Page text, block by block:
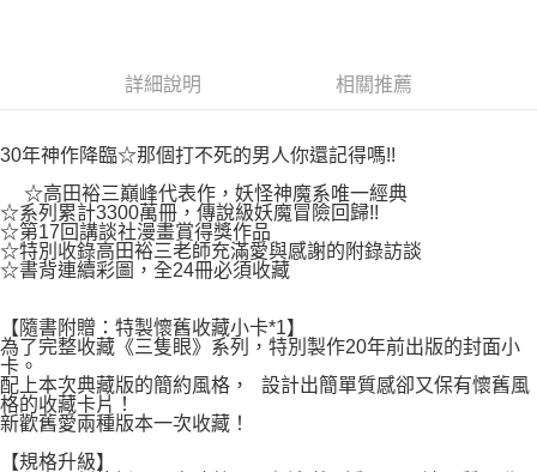
權轉讓予恩沛科技股份有限公司。
２．關於個人資料處理事宜，請瀏覽以下網址：
https://aftee.tw/terms/#terms3
３．未成年的使用者請事先徵得法定代理人或監護人之同意方可使用
「AFTEE先享後付」，若未經同意申辦者引起之損失，本公司不負相關責
任。
請求用戶進行身份認證。
５．嚴禁一人註冊多個帳號或使用他人資訊註冊。若發現惡意使用之情形，
恩沛科技股份有限公司將有權停止該用戶之使用額度並採取法律行動。
付款後7-11取貨
每筆NT$80，滿NT$500(含以上)免運費
宅配
每筆NT$100，滿NT$800(含以上)免運費
國家/地區配送
詳細說明 相關推薦
30年神作降臨☆那個打不死的男人你還記得嗎!!
☆高田裕三巔峰代表作，妖怪神魔系唯一經典
☆系列累計3300萬冊，傳說級妖魔冒險回歸!!
☆第17回講談社漫畫賞得獎作品
☆特別收錄高田裕三老師充滿愛與感謝的附錄訪談
☆書背連續彩圖，全24冊必須收藏
【隨書附贈：特製懷舊收藏小卡*1】
為了完整收藏《三隻眼》系列，特別製作20年前出版的封面小
卡。
配上本次典藏版的簡約風格， 設計出簡單質感卻又保有懷舊風
格的收藏卡片！
新歡舊愛兩種版本一次收藏！
【規格升級】